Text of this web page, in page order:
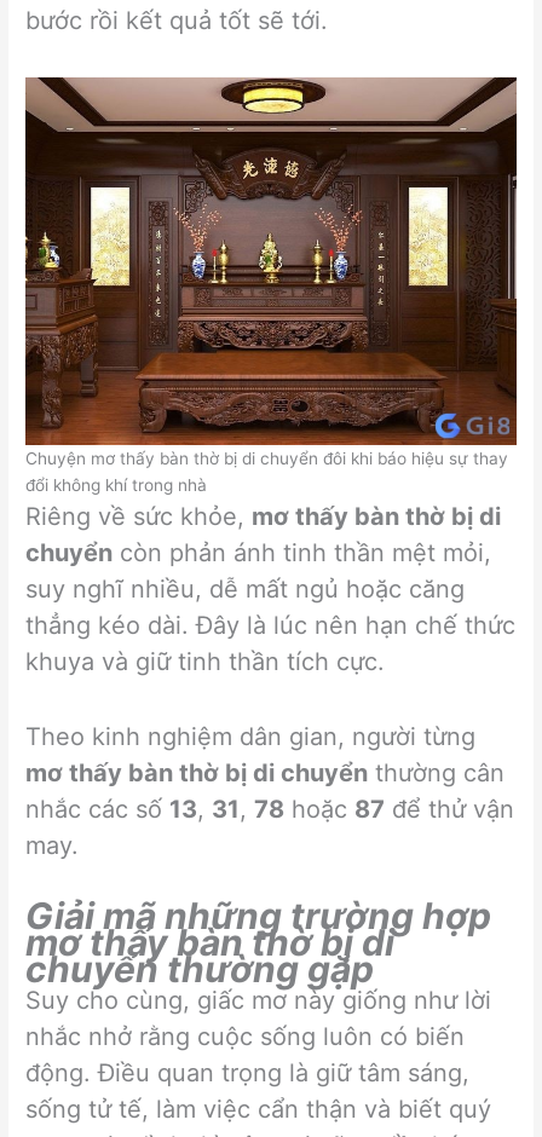
bước rồi kết quả tốt sẽ tới.
Chuyện mơ thấy bàn thờ bị di chuyển đôi khi báo hiệu sự thay
đổi không khí trong nhà
Riêng về sức khỏe, mơ thấy bàn thờ bị di
chuyển còn phản ánh tinh thần mệt mỏi,
suy nghĩ nhiều, dễ mất ngủ hoặc căng
thẳng kéo dài. Đây là lúc nên hạn chế thức
khuya và giữ tinh thần tích cực.
Theo kinh nghiệm dân gian, người từng
mơ thấy bàn thờ bị di chuyển thường cân
nhắc các số 13, 31,78 hoặc 87 để thử vận
may.
Giải mã những trường hợp
mơ thấy bàn thờ bị di
chuyển thường gặp
Suy cho cùng, giấc mơ này giống như lời
nhắc nhở rằng cuộc sống luôn có biến
động. Điều quan trọng là giữ tâm sáng,
sống tử tế, làm việc cẩn thận và biết quý